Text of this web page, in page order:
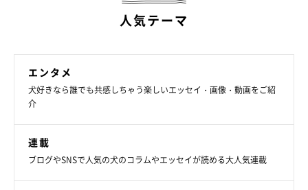
人気テーマ
エンタメ
犬好きなら誰でも共感しちゃう楽しいエッセイ・画像・動画をご紹
介
連載
ブログやSNSで人気の犬のコラムやエッセイが読める大人気連載